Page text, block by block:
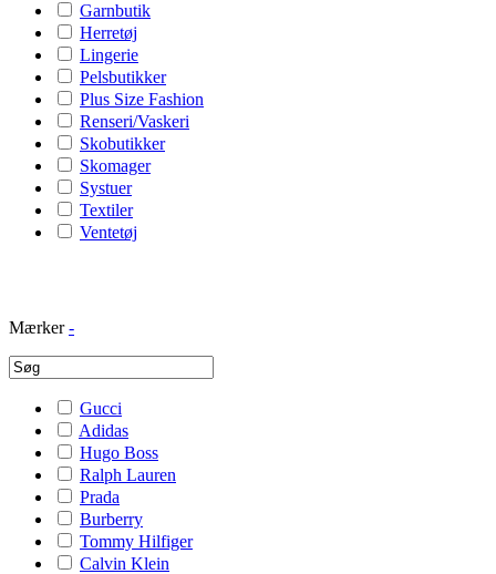
Garnbutik
Herretøj
Lingerie
Pelsbutikker
Plus Size Fashion
Renseri/Vaskeri
Skobutikker
Skomager
Systuer
Textiler
Ventetøj
Mærker -
Gucci
Adidas
Hugo Boss
Ralph Lauren
Prada
Burberry
Tommy Hilfiger
Calvin Klein